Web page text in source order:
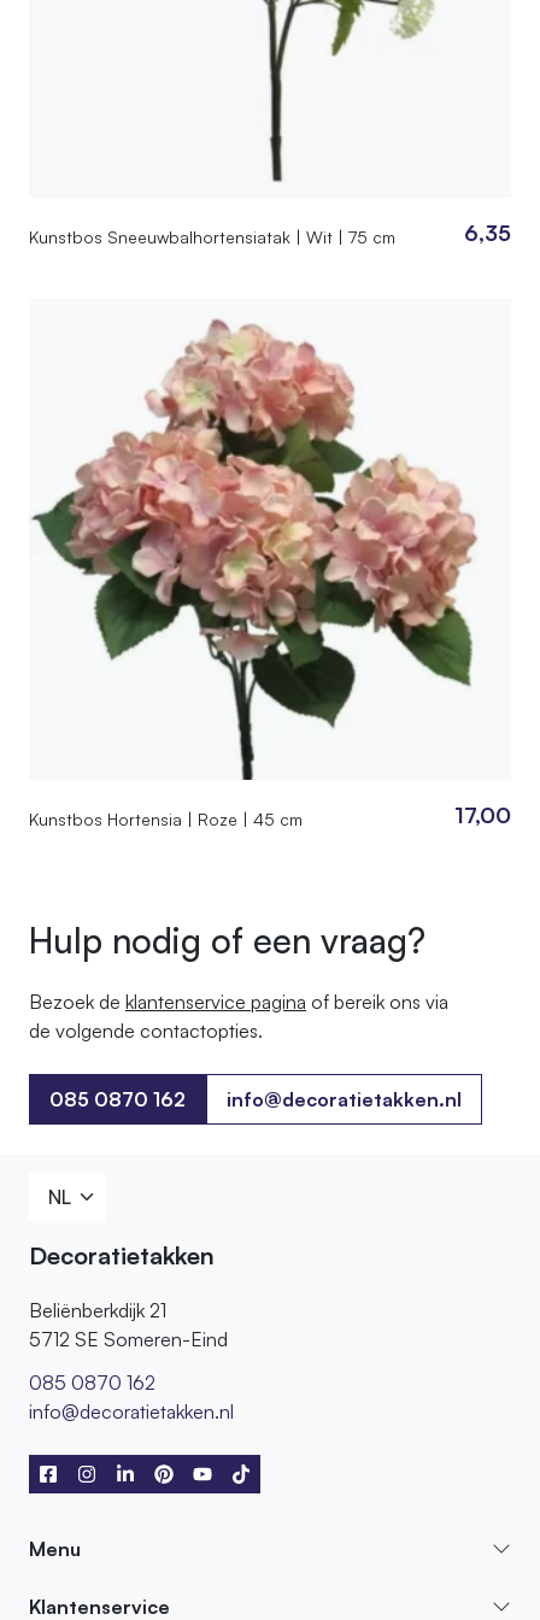
Kunstbos Sneeuwbalhortensiatak | Wit | 75 cm 6,35
Kunstbos Hortensia | Roze | 45 cm 17,00
Hulp nodig of een vraag?
Bezoek de klantenservice pagina of bereik ons ​​via
de volgende contactopties.
085 0870 162
085 0870 162
info@decoratietakken.nl
Decoratietakken
Beliënberkdijk 21
5712 SE Someren-Eind
085 0870 162
info@decoratietakken.nl
Menu
Klantenservice